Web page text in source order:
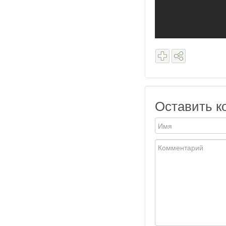
Оставить